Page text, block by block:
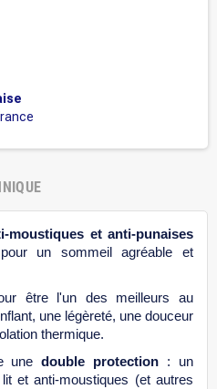
moustiques et anti-punaises
un sommeil agréable et
être l'un des meilleurs au
une légèreté, une douceur
thermique.
unedouble protection : un
et anti-moustiques (et autres